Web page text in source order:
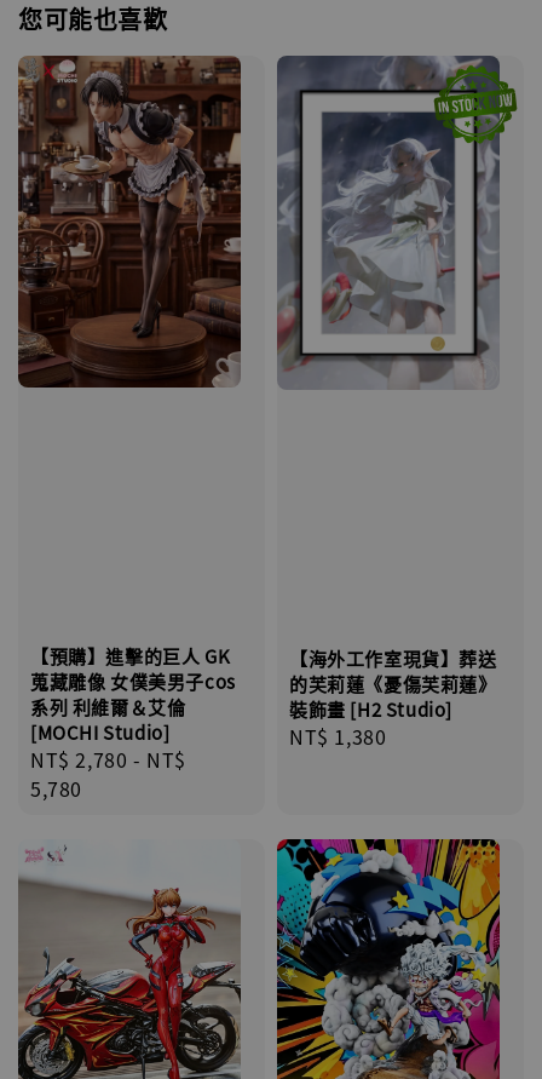
您可能也喜歡
【預購】進擊的巨人 GK
蒐藏雕像 女僕美男子cos
系列 利維爾＆艾倫
[MOCHI Studio]
Regular
price
NT$ 2,780 - NT$
5,780
【海外工作室現貨】葬送
的芙莉蓮《憂傷芙莉蓮》
裝飾畫 [H2 Studio]
Regular
NT$ 1,380